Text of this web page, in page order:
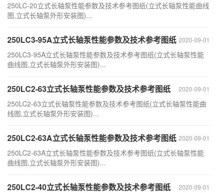
250LC-20立式长轴泵性能参数及技术参考图纸(立式长轴泵性能曲线
图,立式长轴泵外形安装图)...
2020-09-01
250LC3-95A立式长轴泵性能参数及技术参考图纸
250LC3-95A立式长轴泵性能参数及技术参考图纸(立式长轴泵性能
曲线图,立式长轴泵外形安装图)...
2020-09-01
250LC2-63立式长轴泵性能参数及技术参考图纸
250LC2-63立式长轴泵性能参数及技术参考图纸(立式长轴泵性能曲
线图,立式长轴泵外形安装图)...
2020-09-01
250LC2-63A立式长轴泵性能参数及技术参考图纸
250LC2-63A立式长轴泵性能参数及技术参考图纸(立式长轴泵性能
曲线图,立式长轴泵外形安装图)...
2020-09-01
250LC2-40立式长轴泵性能参数及技术参考图纸